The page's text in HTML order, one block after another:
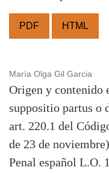
PDF HTML
María Olga Gil Garcia
Origen y contenido
suppositio partus o
art. 220.1 del
de 23 de
Penal español L.O.